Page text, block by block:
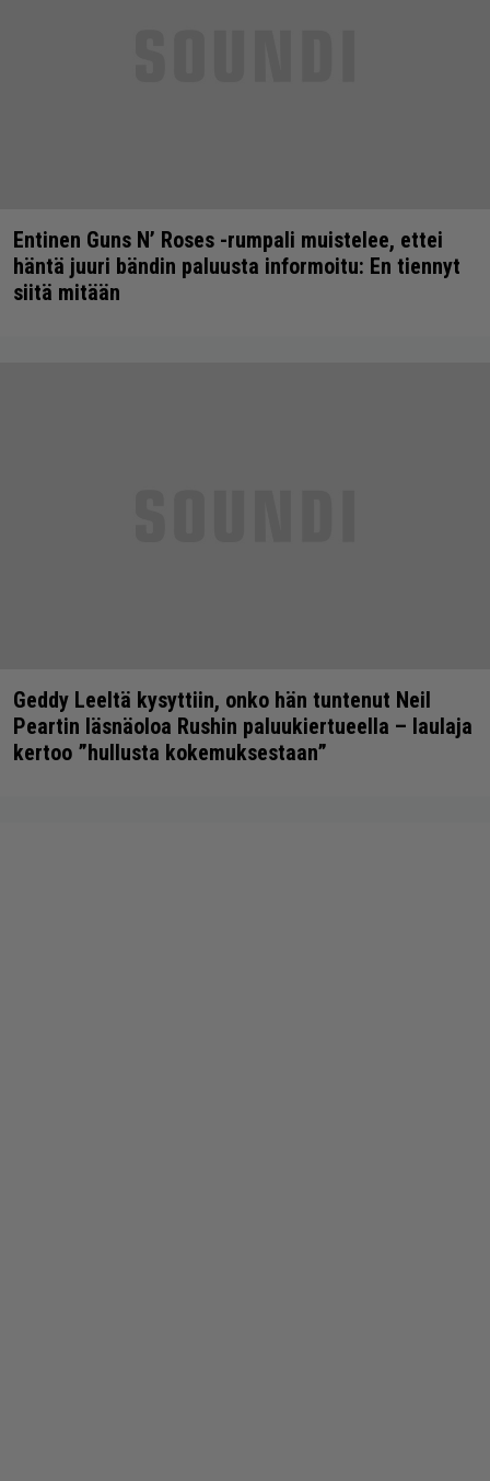
Entinen Guns N’ Roses -rumpali muistelee, ettei
häntä juuri bändin paluusta informoitu: En tiennyt
siitä mitään
Geddy Leeltä kysyttiin, onko hän tuntenut Neil
Peartin läsnäoloa Rushin paluukiertueella – laulaja
kertoo ”hullusta kokemuksestaan”